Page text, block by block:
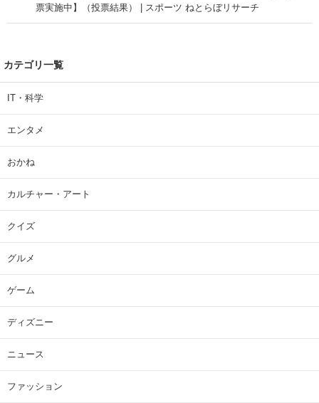
票実施中】（投票結果） | スポーツ ねとらぼリサーチ
カテゴリ一覧
IT・科学
エンタメ
おかね
カルチャー・アート
クイズ
グルメ
ゲーム
ディズニー
ニュース
ファッション